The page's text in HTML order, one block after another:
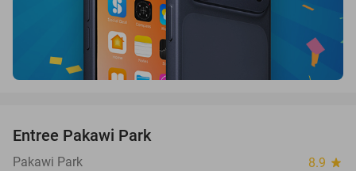
Entree Pakawi Park
Pakawi Park 8.9 star